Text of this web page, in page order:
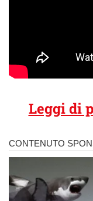
Leggi di